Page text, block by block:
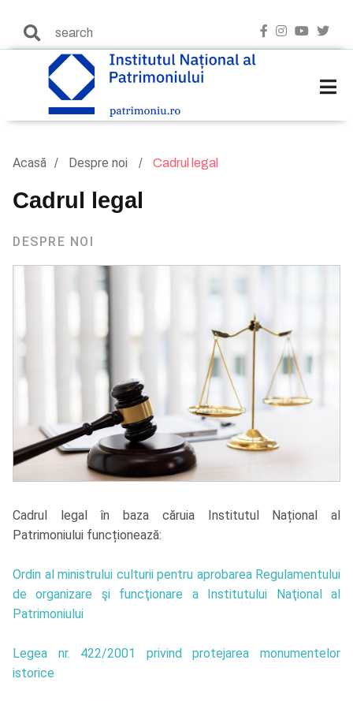
Acasă Despre noi Cadrul legal
Cadrul legal
DESPRE NOI
Cadrul legal în baza căruia Institutul Național al
Patrimoniului funcționează:
Ordin al ministrului culturii pentru aprobarea Regulamentului
de organizare şi funcţionare a Institutului Naţional al
Patrimoniului
Legea nr. 422/2001 privind protejarea monumentelor
istorice